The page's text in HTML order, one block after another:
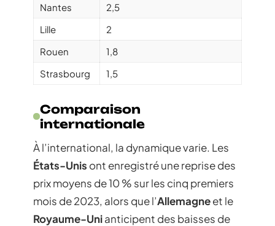
Nantes
2,5
Lille
2
Rouen
1,8
Strasbourg
1,5
Comparaison
internationale
À l’international, la dynamique varie. Les
États-Unis ont enregistré une reprise des
prix moyens de 10 % sur les cinq premiers
mois de 2023, alors que l’Allemagneet le
Royaume-Unianticipent des baisses de